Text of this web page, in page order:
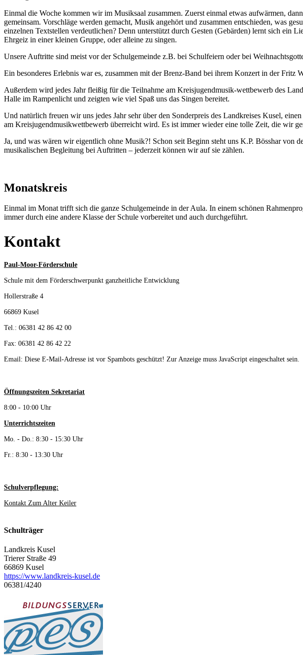
Einmal die Woche kommen wir im Musiksaal zusammen. Zuerst einmal etwas aufwärmen,
gemeinsam. Vorschläge werden gemacht, Musik angehört und zusammen entschieden, was
einzelnen Textstellen verdeutlichen? Denn unterstützt durch Gesten (Gebärden) lernt sich ein
Ehrgeiz in einer kleinen Gruppe, oder alleine zu singen.
Unsere Auftritte sind meist vor der Schulgemeinde z.B. bei Schulfeiern oder bei
Ein besonderes Erlebnis war es, zusammen mit der Brenz-Band bei ihrem Konzert in der Fritz
Außerdem wird jedes Jahr fleißig für die Teilnahme am Kreisjugendmusik-wettbewerb des
Halle im Rampenlicht und zeigten wie viel Spaß uns das Singen bereitet.
Und natürlich freuen wir uns jedes Jahr sehr über den Sonderpreis des Landkreises Kusel,
am Kreisjugendmusikwettbewerb überreicht wird. Es ist immer wieder eine tolle Zeit, die wir
Ja, und was wären wir eigentlich ohne Musik?! Schon seit Beginn steht uns K.P. Bösshar
musikalischen Begleitung bei Auftritten – jederzeit können wir auf sie zählen.
Monatskreis
Einmal im Monat trifft sich die ganze Schulgemeinde in der Aula. In einem schönen
immer durch eine andere Klasse der Schule vorbereitet und auch durchgeführt.
Kontakt
Paul-Moor-Förderschule
Schule mit dem Förderschwerpunkt ganzheitliche Entwicklung
Hollerstraße 4
66869 Kusel
Tel.: 06381 42 86 42 00
Fax: 06381 42 86 42 22
Email: Diese E-Mail-Adresse ist vor Spambots geschützt! Zur Anzeige muss JavaScript eingeschaltet sein.
Öffnungszeiten Sekretariat
8:00 - 10:00 Uhr
Unterrichtszeiten
Mo. - Do.: 8:30 - 15:30 Uhr
Fr.: 8:30 - 13:30 Uhr
Schulverpflegung:
Kontakt Zum Alter Keiler
Schulträger
Landkreis Kusel
Trierer Straße 49
66869 Kusel
https://www.landkreis-kusel.de
06381/4240